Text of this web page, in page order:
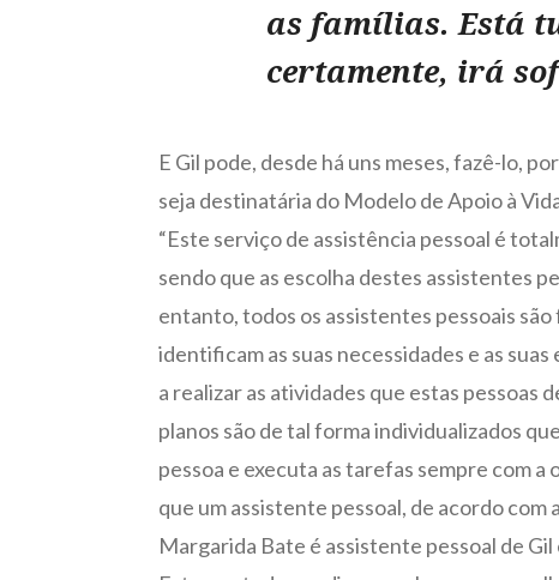
as famílias. Está
certamente, irá
E Gil pode, desde há uns meses, fazê-lo,
seja destinatária do Modelo de Apoio à
“Este serviço de assistência pessoal é
sendo que as escolha destes assistentes
entanto, todos os assistentes pessoais
identificam as suas necessidades e as
a realizar as atividades que estas pessoas
planos são de tal forma individualizados
pessoa e executa as tarefas sempre com
que um assistente pessoal, de acordo com
Margarida Bate é assistente pessoal de